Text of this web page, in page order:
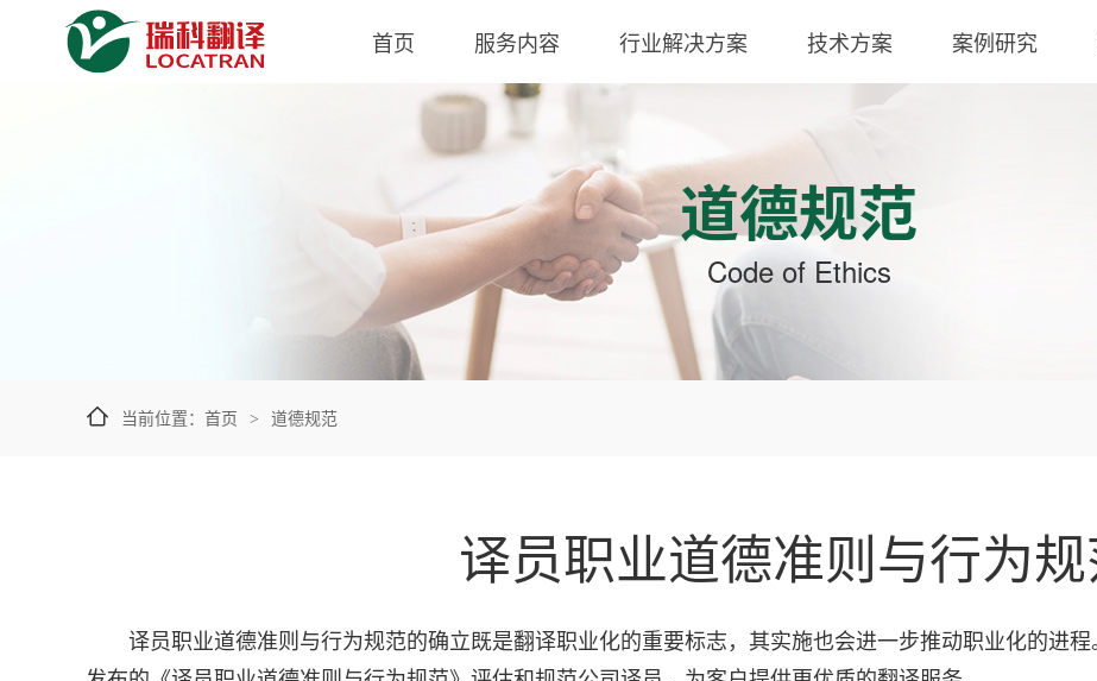
首页 服务内容 行业解决方案 技术方案 案例研究
道德规范
Code of Ethics
当前位置： 首页 > 道德规范
译员职业道德准则与行为
译员职业道德准则与行为规范的确立既是翻译职业化的重要标志，其实施也会进一步推动职业化的进